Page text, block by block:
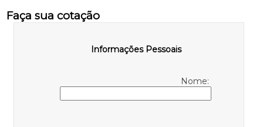
Faça sua cotação
Informações Pessoais
Nome: